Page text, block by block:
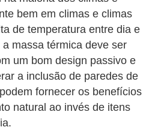
bem em climas e climas
de temperatura entre dia e
massa térmica deve ser
um bom design passivo e
a inclusão de paredes de
fornecer os benefícios
natural ao invés de itens